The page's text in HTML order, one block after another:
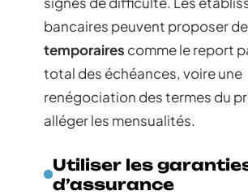
bancaires peuvent proposer
temporaires comme le report
total des échéances, voire une
renégociation des termes du
alléger les mensualités.
Utiliser les
d’assurance